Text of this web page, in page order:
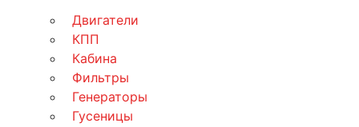
Двигатели
КПП
Кабина
Фильтры
Генераторы
Гусеницы